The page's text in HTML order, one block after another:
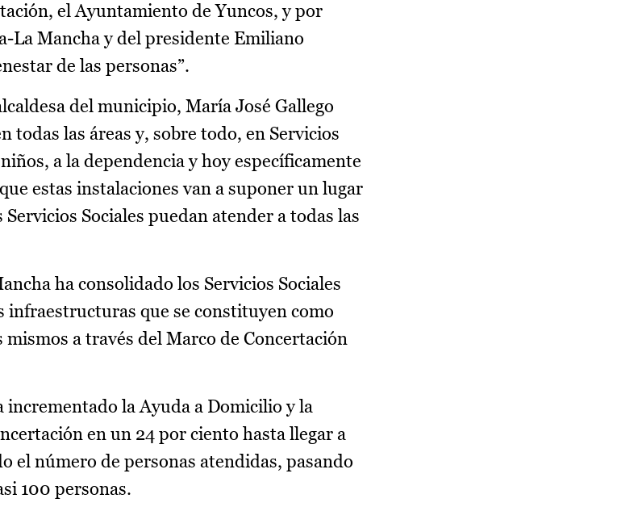
el Ayuntamiento de Yuncos, y por
La Mancha y del presidente Emiliano
de las personas”.
del municipio, María José Gallego
todas las áreas y, sobre todo, en Servicios
a la dependencia y hoy específicamente
estas instalaciones van a suponer un lugar
Sociales puedan atender a todas las
ha consolidado los Servicios Sociales
que se constituyen como
a través del Marco de Concertación
incrementado la Ayuda a Domicilio y la
en un 24 por ciento hasta llegar a
el número de personas atendidas, pasando
100 personas.